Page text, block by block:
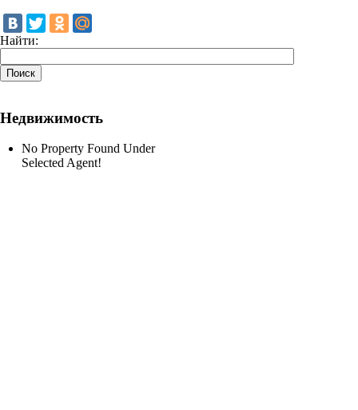
Найти:
Недвижимость
No Property Found Under
Selected Agent!